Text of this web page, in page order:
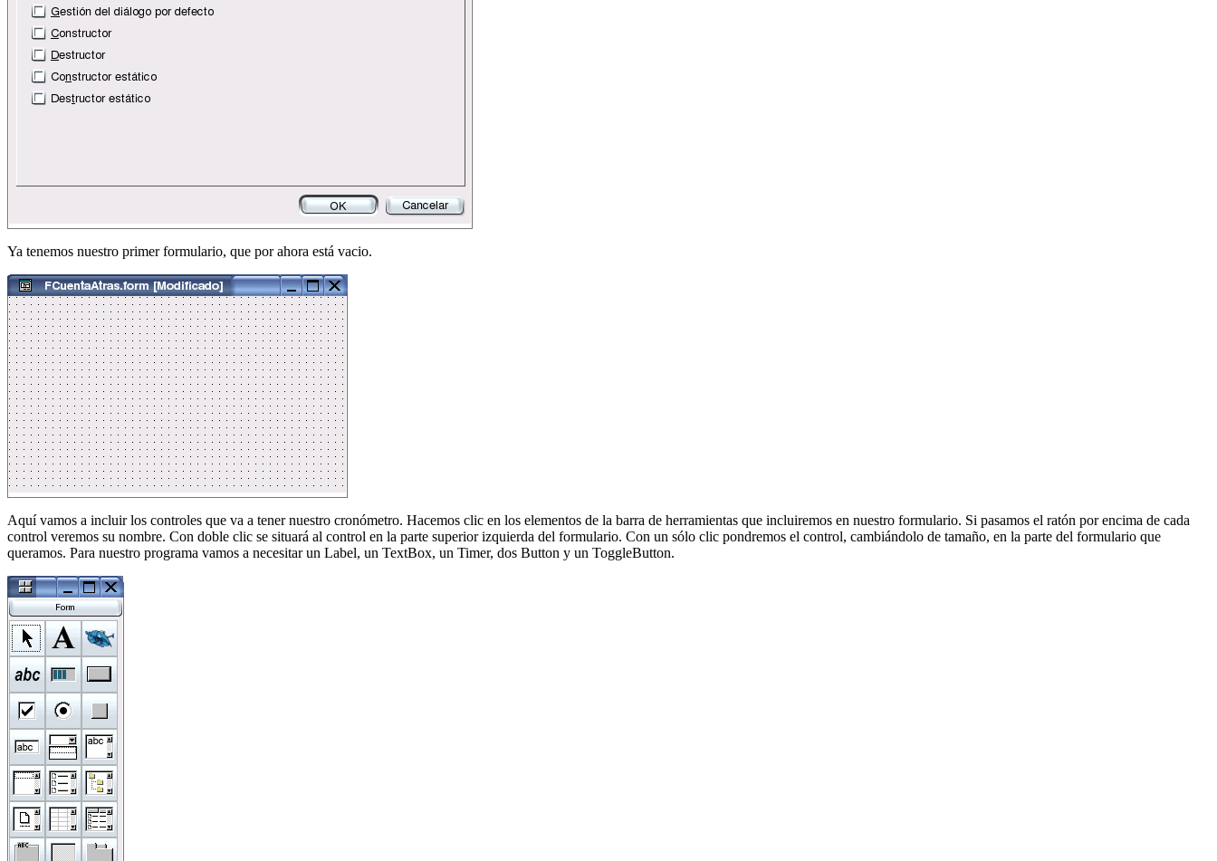
Ya tenemos nuestro primer formulario, que por ahora está vacio.
Aquí vamos a incluir los controles que va a tener nuestro cronómetro. Hacemos clic en los elementos de la barra de herramientas que incluiremos en nuestro formulario. Si pasamos el ratón por encima de cada
control veremos su nombre. Con doble clic se situará al control en la parte superior izquierda del formulario. Con un sólo clic pondremos el control, cambiándolo de tamaño, en la parte del formulario que
queramos. Para nuestro programa vamos a necesitar un Label, un TextBox, un Timer, dos Button y un ToggleButton.